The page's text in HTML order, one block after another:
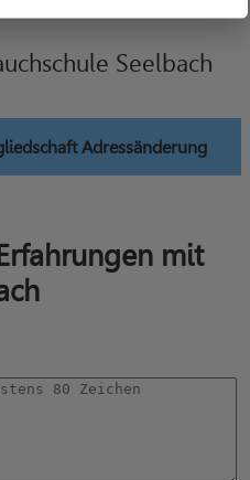
Seelbach
Adressänderung
mit